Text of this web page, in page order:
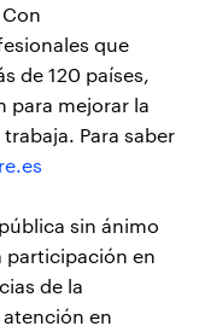
que
de 120 países,
para mejorar la
Para saber
sin ánimo
participación en
de la
en